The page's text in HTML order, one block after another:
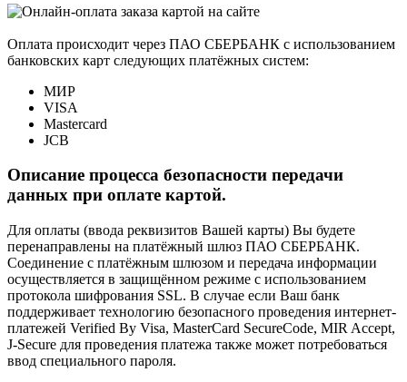
Оплата происходит через ПАО СБЕРБАНК с использованием
банковских карт следующих платёжных систем:
МИР
VISA
Mastercard
JCB
Описание процесса безопасности передачи
данных при оплате картой.
Для оплаты (ввода реквизитов Вашей карты) Вы будете
перенаправлены на платёжный шлюз ПАО СБЕРБАНК.
Соединение с платёжным шлюзом и передача информации
осуществляется в защищённом режиме с использованием
протокола шифрования SSL. В случае если Ваш банк
поддерживает технологию безопасного проведения интернет-
платежей Verified By Visa, MasterCard SecureCode, MIR Accept,
J-Secure для проведения платежа также может потребоваться
ввод специального пароля.